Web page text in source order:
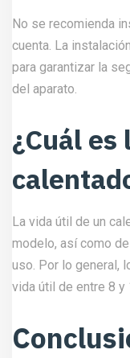
No se recomienda
cuenta. La
para garantizar la
del aparato.
¿Cuál
La vida útil de un
modelo, así como
uso. Por lo general,
vida útil de entre 8 y